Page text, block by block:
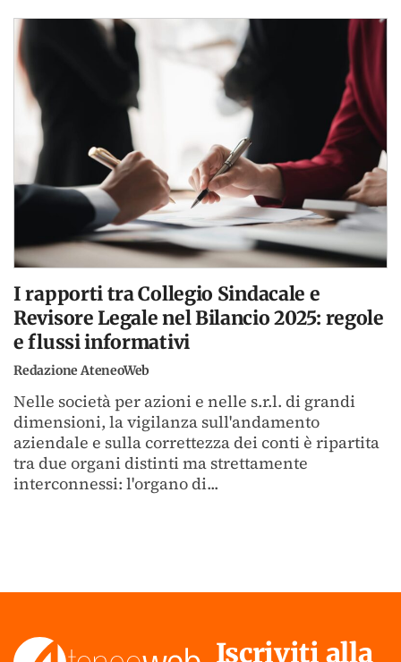
I rapporti tra Collegio Sindacale e
Revisore Legale nel Bilancio 2025: regole
e flussi informativi
Redazione AteneoWeb
Nelle società per azioni e nelle s.r.l. di grandi
dimensioni, la vigilanza sull'andamento
aziendale e sulla correttezza dei conti è ripartita
tra due organi distinti ma strettamente
interconnessi: l'organo di...
Iscriviti alla